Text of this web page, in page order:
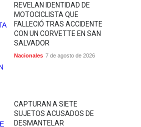
REVELAN IDENTIDAD DE
MOTOCICLISTA QUE
FALLECIÓ TRAS ACCIDENTE
CON UN CORVETTE EN SAN
SALVADOR
Nacionales 7 de agosto de 2026
CAPTURAN A SIETE
SUJETOS ACUSADOS DE
DESMANTELAR